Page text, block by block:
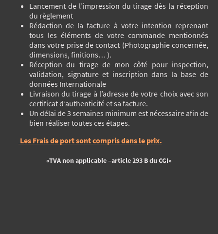
Lancement de l’impression du tirage dès la réception
du règlement
Rédaction de la facture à votre intention reprenant
tous les éléments de votre commande mentionnés
dans votre prise de contact (Photographie concernée,
dimensions, finitions… ).
Réception du tirage de mon côté pour inspection,
validation, signature et inscription dans la base de
données Internationale
Livraison du tirage à l’adresse de votre choix avec son
certificat d’authenticité et sa facture.
Un délai de 3 semaines minimum est nécessaire afin de
bien réaliser toutes ces étapes.
Les Frais de port sont compris dans le prix.
«TVA non applicable –article 293 B du CGI»